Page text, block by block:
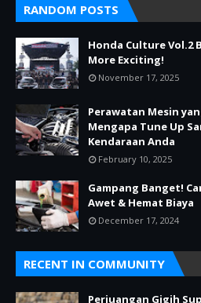
RANDOM POSTS
Honda Culture Vol.2
More Exciting!
November 17, 2025
Perawatan Mesin
Mengapa Tune Up
Kendaraan Anda
February 10, 2025
Gampang Banget!
Awet & Hemat Biaya
December 17, 2024
RECENT IN COMMUNITY
Perjuangan Gigih